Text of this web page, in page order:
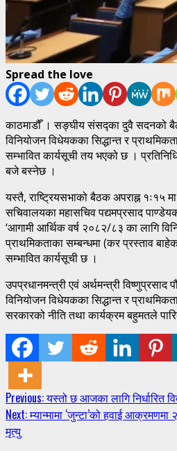
Spread the love
काठमाडौँ । सङ्घीय संसद्का दुवै सदनको
विनियोजन विधेयकका सिद्धान्त र
सम्भावित कार्यसूची तय भएको छ ।
बजे बस्नेछ ।
यस्तै, राष्ट्रियसभाको बैठक अपराह्न
सचिवालयका महासचिव पद्यमप्रसाद
‘आगामी आर्थिक वर्ष २०८२/८३ का लागि
प्राथमिकताका सम्बन्धमा (कर प्रस्ताव
सम्भावित कार्यसूची छ ।
उपप्रधानमन्त्री एवं अर्थमन्त्री
विनियोजन विधेयकका सिद्धान्त र
सरकारको नीति तथा कार्यक्रम बहुमतले
Continue
Reading
Previous:यस्तो छ आजका लागि निर्धारित
Next:म्यान्मामा ‘जुन्टा’को हवाई
मृत्यु